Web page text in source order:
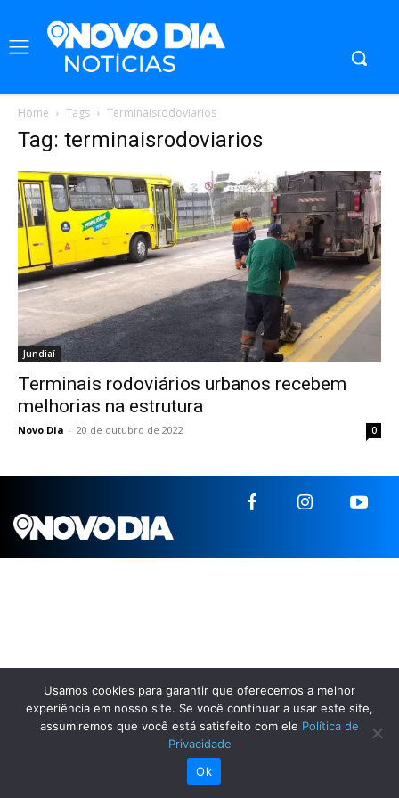
Home Tags Terminaisrodoviarios
Tag: terminaisrodoviarios
Jundiaí
Terminais rodoviários urbanos recebem
melhorias na estrutura
Novo Dia - 20 de outubro de 2022 0
Usamos cookies para garantir que oferecemos a melhor
experiência em nosso site. Se você continuar a usar este site,
assumiremos que você está satisfeito com ele Política de
Privacidade
Ok